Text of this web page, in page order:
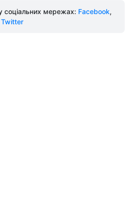
соціальних мережах: Facebook,
Twitter